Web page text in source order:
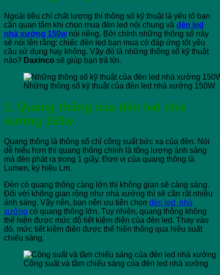
Ngoài tiêu chí chất lượng thì thông số kỹ thuật là yếu tố bạn
cần quan tâm khi chọn mua đèn led nói chung và đèn led
nhà xưởng 150wnói riêng. Bởi chính những thông số này
sẽ nói lên rằng: chiếc đèn led bạn mua có đáp ứng tốt yêu
cầu sử dụng hay không. Vậy đó là những thông số kỹ thuật
nào? Daxinco sẽ giúp bạn trả lời.
Những thông số kỹ thuật của đèn led nhà xưởng 150W
1. Quang thông của đèn led nhà
xưởng 150w
Quang thông là thông số chỉ công suất bức xạ của đèn. Nói
dễ hiểu hơn thì quang thông chính là tổng lượng ánh sáng
mà đèn phát ra trong 1 giây. Đơn vị của quang thông là
Lumen, ký hiệu Lm.
Đèn có quang thông càng lớn thì không gian sẽ càng sáng.
Đối với không gian rộng như nhà xưởng thì sẽ cần rất nhiều
ánh sáng. Vậy nên, bạn nên ưu tiên chọn đèn led nhà
xưởng có quang thông lớn. Tuy nhiên, quang thông không
thể hiện được mức độ tiết kiệm điện của đèn led. Thay vào
đó, mức tiết kiệm điện được thể hiện thông qua hiệu suất
chiếu sáng.
Công suất và tầm chiếu sáng của đèn led nhà xưởng